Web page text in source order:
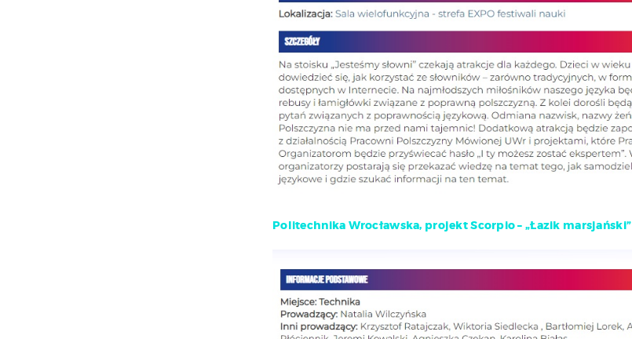
Politechnika Wrocławska, projekt Scorpio – „Łazik marsjański”